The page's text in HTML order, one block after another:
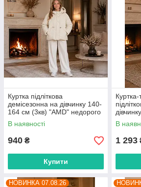
Куртка підліткова
демісезонна на дівчинку 140-
164 см (3кв) "AMD" недорого
від прямого постачальника
В наявності
940 ₴
Купити
В
1 293
НОВИНКА 07.08.26